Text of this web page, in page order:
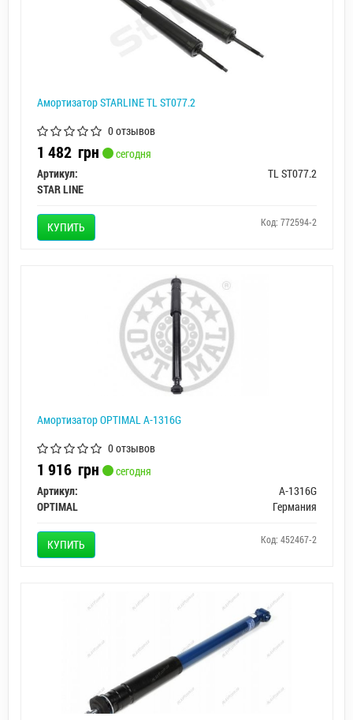
Амортизатор STARLINE TL ST077.2
0 отзывов
1 482 грн
сегодня
Артикул:
TL ST077.2
STAR LINE
КУПИТЬ Код: 772594-2
Амортизатор OPTIMAL A-1316G
0 отзывов
1 916 грн
сегодня
Артикул:
A-1316G
OPTIMAL
Германия
КУПИТЬ Код: 452467-2